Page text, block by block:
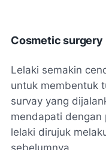
Cosmetic surgery
Lelaki semakin
untuk membentuk
survay yang
mendapati
lelaki dirujuk
sebelumnya.